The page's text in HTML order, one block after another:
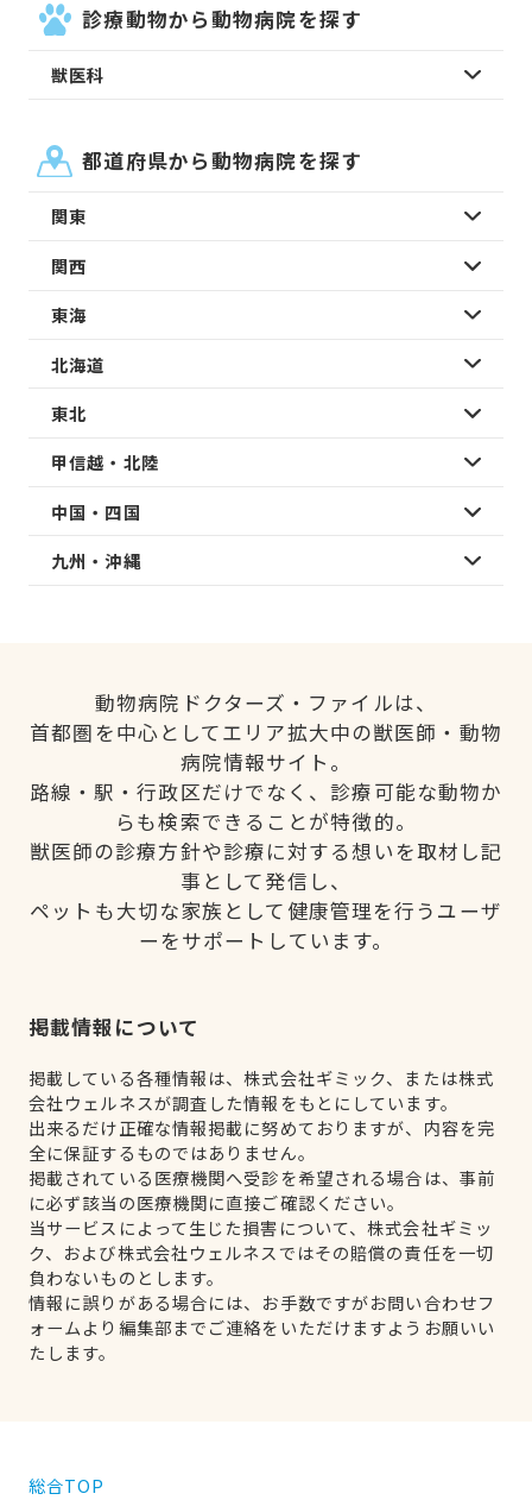
診療動物から動物病院を探す
獣医科
都道府県から動物病院を探す
関東
関西
東海
北海道
東北
甲信越・北陸
中国・四国
九州・沖縄
動物病院ドクターズ・ファイルは、
首都圏を中心としてエリア拡大中の獣医師・動物
病院情報サイト。
路線・駅・行政区だけでなく、診療可能な動物か
らも検索できることが特徴的。
獣医師の診療方針や診療に対する想いを取材し記
事として発信し、
ペットも大切な家族として健康管理を行うユーザ
ーをサポートしています。
掲載情報について
掲載している各種情報は、株式会社ギミック、または株式
会社ウェルネスが調査した情報をもとにしています。
出来るだけ正確な情報掲載に努めておりますが、内容を完
全に保証するものではありません。
掲載されている医療機関へ受診を希望される場合は、事前
に必ず該当の医療機関に直接ご確認ください。
当サービスによって生じた損害について、株式会社ギミッ
ク、および株式会社ウェルネスではその賠償の責任を一切
負わないものとします。
情報に誤りがある場合には、お手数ですがお問い合わせフ
ォームより編集部までご連絡をいただけますようお願いい
たします。
総合TOP